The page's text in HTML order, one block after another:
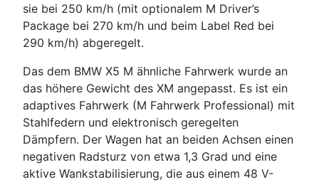
sie bei 250 km/h (mit optionalem M Driver’s
Package bei 270 km/h und beim Label Red bei
290 km/h) abgeregelt.
Das dem BMW X5 M ähnliche Fahrwerk wurde an
das höhere Gewicht des XM angepasst. Es ist ein
adaptives Fahrwerk (M Fahrwerk Professional) mit
Stahlfedern und elektronisch geregelten
Dämpfern. Der Wagen hat an beiden Achsen einen
negativen Radsturz von etwa 1,3 Grad und eine
aktive Wankstabilisierung, die aus einem 48 V-